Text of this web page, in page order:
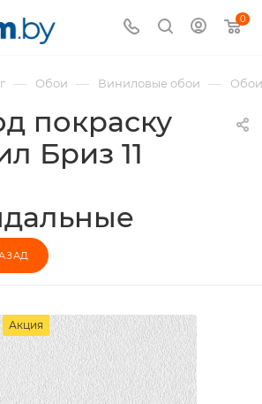
0
— Обои — Виниловые обои —
покраску
Бриз 11
Акция